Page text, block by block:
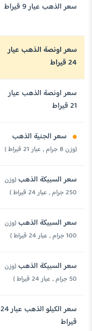
سعر الذهب عيار 9 قيراط
سعر اونصة الذهب عيار
24 قيراط
سعر اونصة الذهب عيار
21 قيراط
سعر الجنية الذهب
(وزن 8 جرام , عيار 21 قيراط )
سعر السبيكة الذهب (وزن
250 جرام , عيار 24 قيراط )
سعر السبيكة الذهب (وزن
100 جرام , عيار 24 قيراط )
سعر السبيكة الذهب (وزن
50 جرام , عيار 24 قيراط )
سعر الكيلو الذهب عيار 24
قيراط